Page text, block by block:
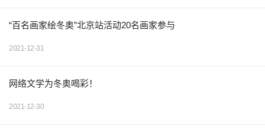
“百名画家绘冬奥”北京站活动20名画家参与
2021-12-31
网络文学为冬奥喝彩！
2021-12-30